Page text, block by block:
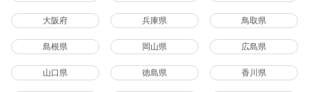
大阪府 兵庫県 鳥取県
島根県 岡山県 広島県
山口県 徳島県 香川県